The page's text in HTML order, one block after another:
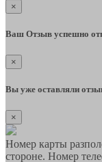
×
Ваш Отзыв успешно
×
Вы уже оставляли
×
Номер карты
стороне. Номер